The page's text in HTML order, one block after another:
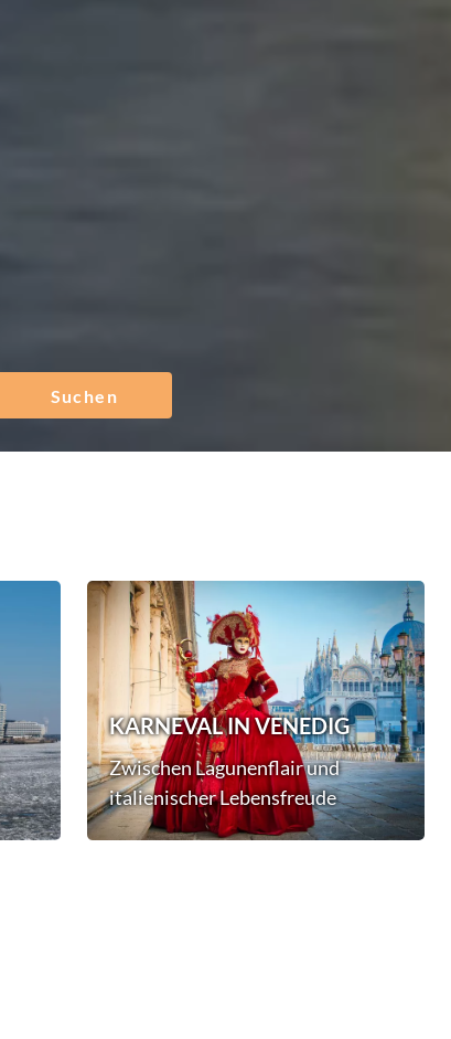
Suchen
KARNEVAL IN VENEDIG
Zwischen Lagunenflair und
italienischer Lebensfreude